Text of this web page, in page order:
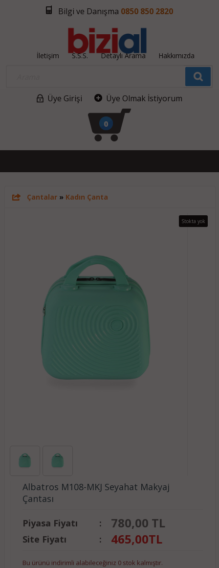
Bilgi ve Danışma 0850 850 2820
İletişim S.S.S. Detaylı Arama Hakkımızda
Üye Girişi Üye Olmak İstiyorum
0
Çantalar» Kadın Çanta
Stokta yok
Albatros M108-MKJ Seyahat Makyaj
Çantası
Piyasa Fiyatı : 780,00 TL
Site Fiyatı : 465,00TL
Bu ürünü indirimli alabileceğiniz 0 stok kalmıştır.